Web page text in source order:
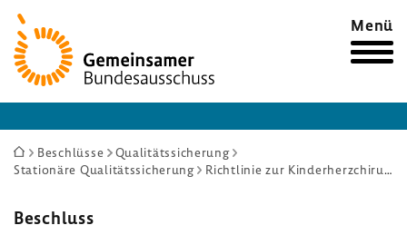
Zur
Startseite
Menü
Sie
sind
Beschlüsse
Qualitätssicherung
Stationäre Qualitätssicherung
Richtlinie zur Kinderherzchirurgie: Anpassung der Anlage 1 an den OPS 2026
Beschluss